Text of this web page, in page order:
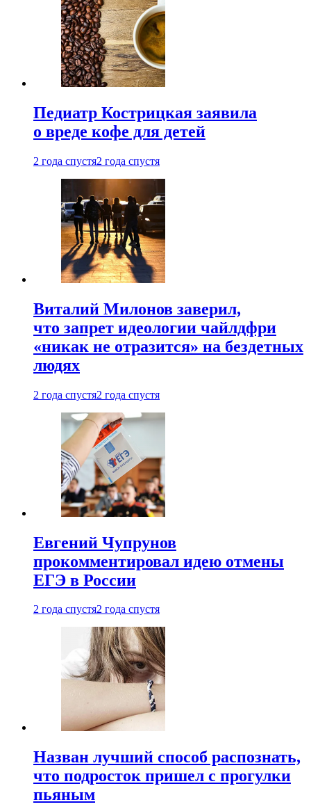
Педиатр Кострицкая заявила
о вреде кофе для детей
2 года спустя2 года спустя
Виталий Милонов заверил,
что запрет идеологии чайлдфри
«никак не отразится» на бездетных
людях
2 года спустя2 года спустя
Евгений Чупрунов
прокомментировал идею отмены
ЕГЭ в России
2 года спустя2 года спустя
Назван лучший способ распознать,
что подросток пришел с прогулки
пьяным